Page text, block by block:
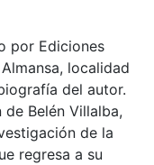
por Ediciones
localidad
del autor.
Belén Villalba,
de la
regresa a su